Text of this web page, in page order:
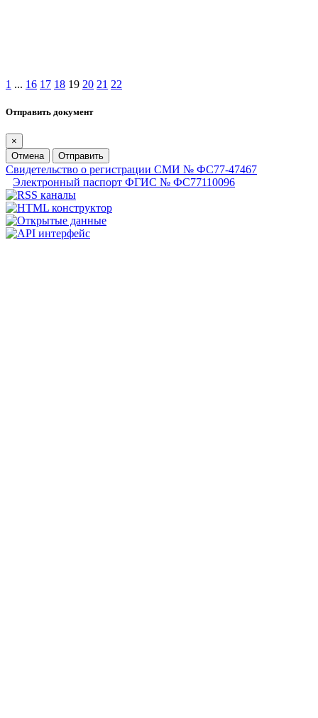
1 ... 16 17 18 19 20 21 22
Отправить документ
×
Отмена
Отправить
Свидетельство о регистрации СМИ № ФС77-47467
Электронный паспорт ФГИС № ФС77110096